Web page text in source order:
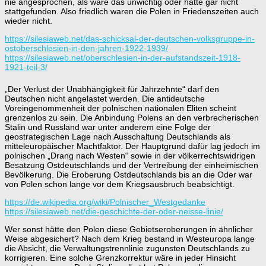
stattgefunden. Also friedlich waren die Polen in Friedenszeiten auch
wieder nicht.
https://silesiaweb.net/das-schicksal-der-deutschen-volksgruppe-in-
ostoberschlesien-in-den-jahren-1922-1939/
https://silesiaweb.net/oberschlesien-in-der-aufstandszeit-1918-
1921-teil-3/:
des
deutsch-
polnischen
Neuanfangs
„Der Verlust der Unabhängigkeit für Jahrzehnte“ darf den
Deutschen nicht angelastet werden. Die antideutsche
Voreingenommenheit der polnischen nationalen Eliten scheint
grenzenlos zu sein. Die Anbindung Polens an den verbrecherischen
Stalin und Russland war unter anderem eine Folge der
geostrategischen Lage nach Ausschaltung Deutschlands als
mitteleuropäischer Machtfaktor. Der Hauptgrund dafür lag jedoch im
polnischen „Drang nach Westen“ sowie in der völkerrechtswidrigen
Besatzung Ostdeutschlands und der Vertreibung der einheimischen
Bevölkerung. Die Eroberung Ostdeutschlands bis an die Oder war
von Polen schon lange vor dem Kriegsausbruch beabsichtigt.
https://de.wikipedia.org/wiki/Polnischer_Westgedanke
https://silesiaweb.net/die-geschichte-der-oder-neisse-linie/
Wer sonst hätte den Polen diese Gebietseroberungen in ähnlicher
Weise abgesichert? Nach dem Krieg bestand in Westeuropa lange
die Absicht, die Verwaltungstrennlinie zugunsten Deutschlands zu
korrigieren. Eine solche Grenzkorrektur wäre in jeder Hinsicht